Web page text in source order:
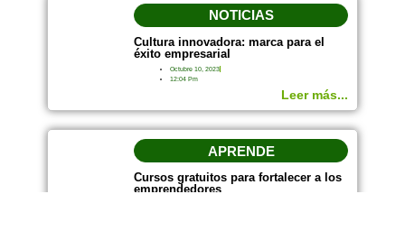
NOTICIAS
Cultura innovadora: marca para el
éxito empresarial
Octubre 10, 2023
12:04 Pm
Leer más...
APRENDE
Cursos gratuitos para fortalecer a los
emprendedores